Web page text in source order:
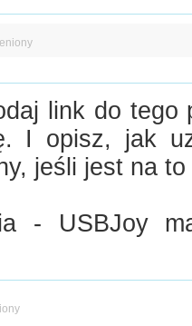
link do
I opisz, jak
jeśli jest na
- USBJoy